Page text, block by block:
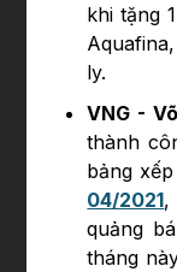
khi tặng
ly.
VNG -
thành
bảng
04/2021,
quảng
tháng